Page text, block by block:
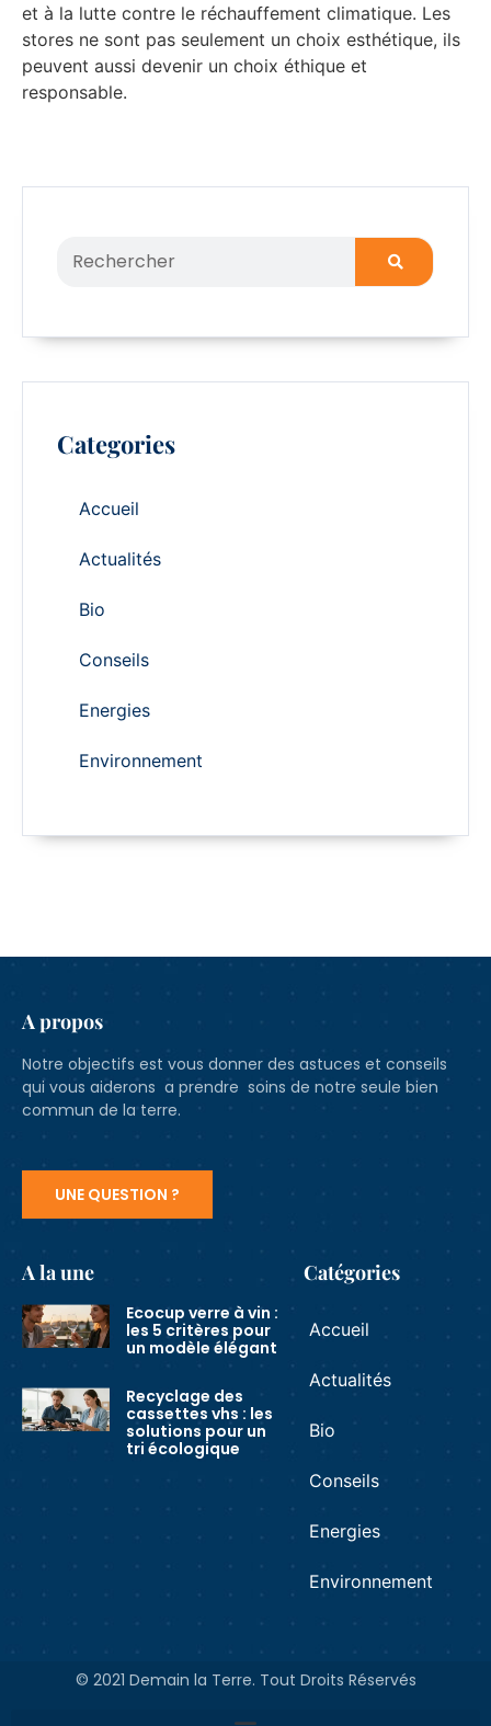
et à la lutte contre le réchauffement climatique. Les
stores ne sont pas seulement un choix esthétique, ils
peuvent aussi devenir un choix éthique et
responsable.
Categories
Accueil
Actualités
Bio
Conseils
Energies
Environnement
A propos
Notre objectifs est vous donner des astuces et conseils
qui vous aiderons a prendre soins de notre seule bien
commun de la terre.
UNE QUESTION ?
A la une
Ecocup verre à vin :
les 5 critères pour
un modèle élégant
Recyclage des
cassettes vhs : les
solutions pour un
tri écologique
Catégories
Accueil
Actualités
Bio
Conseils
Energies
Environnement
© 2021 Demain la Terre. Tout Droits Réservés